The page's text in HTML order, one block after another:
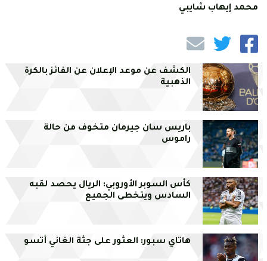
محمد إيهاب شايبي
الكشف عن موعد الإعلان عن الفائز بالكرة
الذهبية
باريس سان جيرمان متخوف من حالة
راموس
كأس السوبر الأوروبي: الريال يحصد لقبه
السادس ويتخطى الجميع
هاتاي سبور: العثور على جثة الغاني أتسو